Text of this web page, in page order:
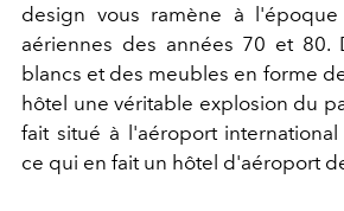
design vous ramène à
aériennes des années 70 et 80.
blancs et des meubles en forme
hôtel une véritable explosion du
fait situé à l'aéroport
ce qui en fait un hôtel d'aéroport